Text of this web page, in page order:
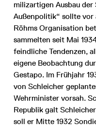
milizartigen Ausbau der
Außenpolitik“ sollte
Röhms Organisation
sammelten seit Mai
feindliche Tendenzen,
eigene Beobachtung
Gestapo. Im Frühjahr
von Schleicher
Wehrminister vorsah.
Republik galt
soll er Mitte 1932